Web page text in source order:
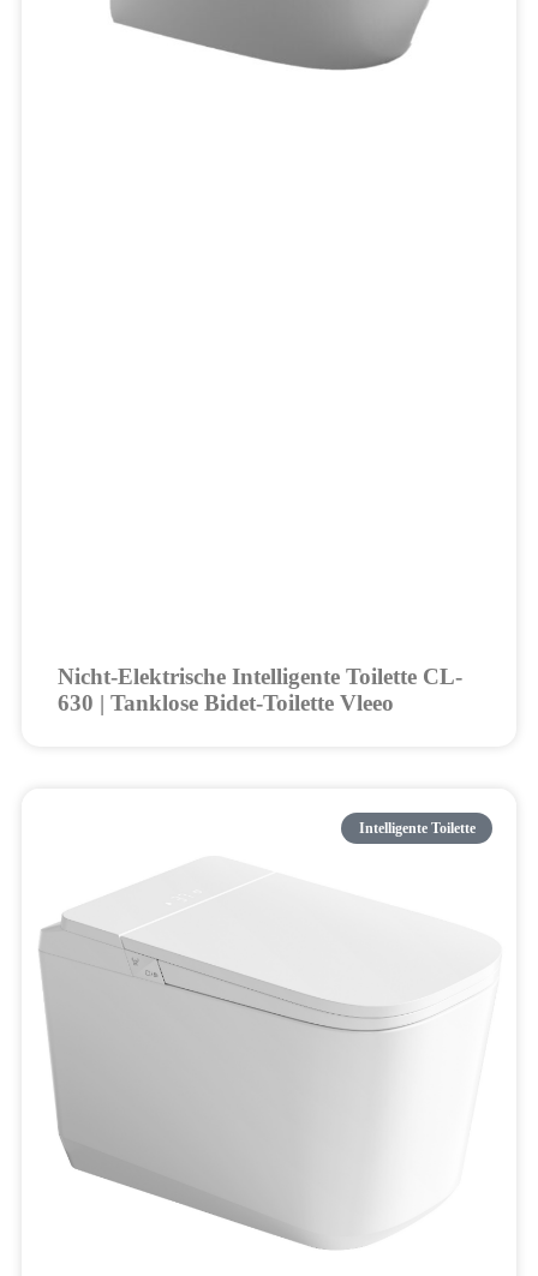
Nicht-Elektrische Intelligente Toilette CL-
630 | Tanklose Bidet-Toilette Vleeo
Intelligente Toilette